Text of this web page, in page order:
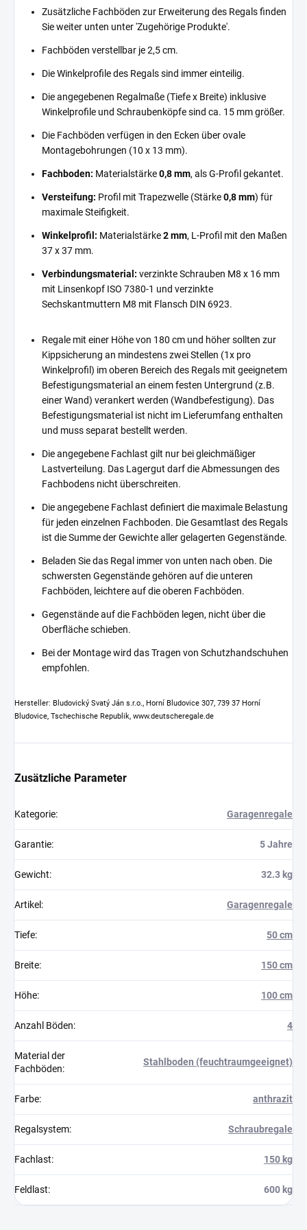
Zusätzliche Fachböden zur Erweiterung des Regals finden
Sie weiter unten unter 'Zugehörige Produkte'.
Fachböden verstellbar je 2,5 cm.
Die Winkelprofile des Regals sind immer einteilig.
Die angegebenen Regalmaße (Tiefe x Breite) inklusive
Winkelprofile und Schraubenköpfe sind ca. 15 mm größer.
Die Fachböden verfügen in den Ecken über ovale
Montagebohrungen (10 x 13 mm).
Fachboden: Materialstärke0,8 mm, als G-Profil gekantet.
Versteifung: Profil mit Trapezwelle (Stärke0,8 mm) für
maximale Steifigkeit.
Winkelprofil: Materialstärke2 mm, L-Profil mit den Maßen
37 x 37 mm.
Verbindungsmaterial: verzinkte Schrauben M8 x 16 mm
mit Linsenkopf ISO 7380-1 und verzinkte
Sechskantmuttern M8 mit Flansch DIN 6923.
Regale mit einer Höhe von 180 cm und höher sollten zur
Kippsicherung an mindestens zwei Stellen (1x pro
Winkelprofil) im oberen Bereich des Regals mit geeignetem
Befestigungsmaterial an einem festen Untergrund (z.B.
einer Wand) verankert werden (Wandbefestigung). Das
Befestigungsmaterial ist nicht im Lieferumfang enthalten
und muss separat bestellt werden.
Die angegebene Fachlast gilt nur bei gleichmäßiger
Lastverteilung. Das Lagergut darf die Abmessungen des
Fachbodens nicht überschreiten.
Die angegebene Fachlast definiert die maximale Belastung
für jeden einzelnen Fachboden. Die Gesamtlast des Regals
ist die Summe der Gewichte aller gelagerten Gegenstände.
Beladen Sie das Regal immer von unten nach oben. Die
schwersten Gegenstände gehören auf die unteren
Fachböden, leichtere auf die oberen Fachböden.
Gegenstände auf die Fachböden legen, nicht über die
Oberfläche schieben.
Bei der Montage wird das Tragen von Schutzhandschuhen
empfohlen.
Hersteller: Bludovický Svatý Ján s.r.o., Horní Bludovice 307, 739 37 Horní
Bludovice, Tschechische Republik, www.deutscheregale.de
Zusätzliche Parameter
Kategorie: Garagenregale
Garantie: 5 Jahre
Gewicht: 32.3 kg
Artikel : Garagenregale
Tiefe: 50 cm
Breite: 150 cm
Höhe: 100 cm
Anzahl Böden: 4
Material der
Fachböden:
Stahlboden (feuchtraumgeeignet)
Farbe: anthrazit
Regalsystem: Schraubregale
Fachlast: 150 kg
Feldlast: 600 kg